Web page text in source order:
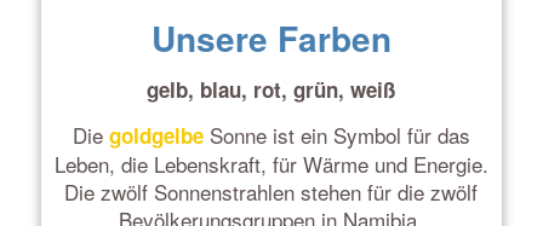
Unsere Farben
gelb, blau, rot, grün, weiß
Die goldgelbeSonne ist ein Symbol für das
Leben, die Lebenskraft, für Wärme und Energie.
Die zwölf Sonnenstrahlen stehen für die zwölf
Bevölkerungsgruppen in Namibia.